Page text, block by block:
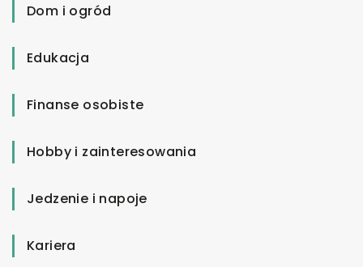
Dom i ogród
Edukacja
Finanse osobiste
Hobby i zainteresowania
Jedzenie i napoje
Kariera